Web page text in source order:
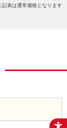
上記表は通常価格となります